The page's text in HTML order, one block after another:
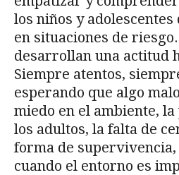
los niños y
en situaciones de
desarrollan una actitud
Siempre atentos,
esperando que algo
miedo en el ambiente,
los adultos, la falta de
forma de
cuando el entorno es